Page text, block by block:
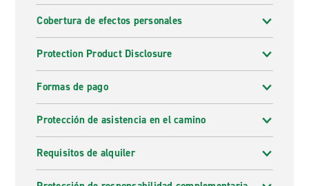
Cobertura de efectos personales
Protection Product Disclosure
Formas de pago
Protección de asistencia en el camino
Requisitos de alquiler